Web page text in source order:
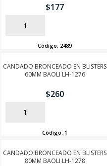
$177
AÑADIR
Código: 2489
CANDADO BRONCEADO EN BLISTERS
60MM BAOLI LH-1276
$260
AÑADIR
Código: 1
CANDADO BRONCEADO EN BLISTERS
80MM BAOLI LH-1278